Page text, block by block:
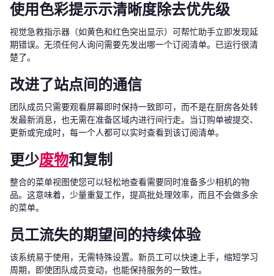
使用色彩提示示清晰度除去优先级
视觉急救指示器（如黄色和红色突出显示）可帮忙助手立即发现延
期错误。无须任何人询问需要先发出哪一个订阅清单。已运行很清
楚了。
改进了站点间的通信
团队成员只需要观看屏幕即时保持一致即可，而不是在厨房各处转
发最新消息，也无需在准备区域内进行间行走。当订购单被提交、
更新或完成时，每一个人都可以实时查看到该订阅清单。
更少废物和复制
整合的菜单视图使您可以轻松地查看需要同时准备多少相机的物
品。这意味着，少量重复工作，提高批处理效率，而且不会做多余
的菜单。
员工流失的期望间的持续体验
该系统易于使用，无需特殊设置。新员工可以快速上手，缩短学习
周期，即使团队成员变动，也能保持服务的一致性。